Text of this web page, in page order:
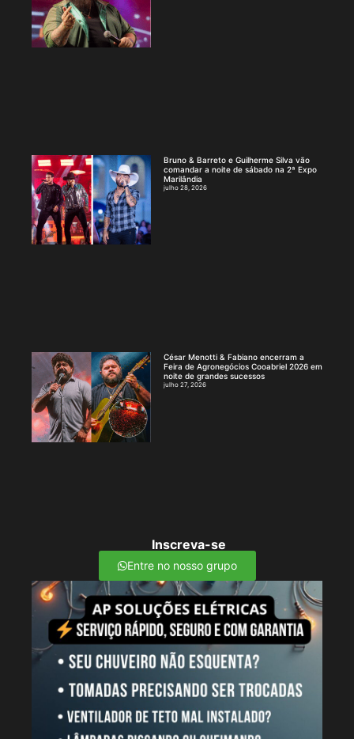
Bruno & Barreto e Guilherme Silva vão
comandar a noite de sábado na 2ª Expo
Marilândia
julho 28, 2026
César Menotti & Fabiano encerram a
Feira de Agronegócios Cooabriel 2026 em
noite de grandes sucessos
julho 27, 2026
Inscreva-se
Entre no nosso grupo